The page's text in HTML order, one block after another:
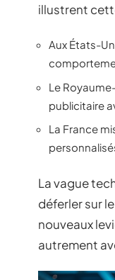
illustrent
Aux États-
Le
publicitaire
La France
La vague
déferler sur
nouveaux
autrement